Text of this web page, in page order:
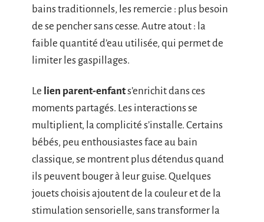
bains traditionnels, les remercie : plus besoin
de se pencher sans cesse. Autre atout : la
faible quantité d’eau utilisée, qui permet de
limiter les gaspillages.
Le lien parent-enfants’enrichit dans ces
moments partagés. Les interactions se
multiplient, la complicité s’installe. Certains
bébés, peu enthousiastes face au bain
classique, se montrent plus détendus quand
ils peuvent bouger à leur guise. Quelques
jouets choisis ajoutent de la couleur et de la
stimulation sensorielle, sans transformer la